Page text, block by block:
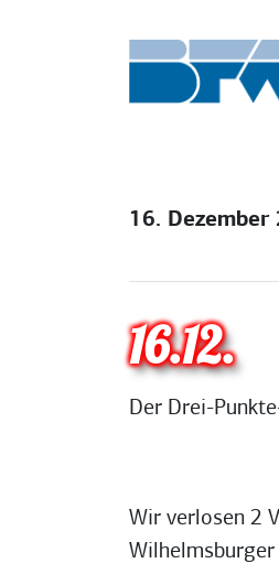
16. Dezember
16.12.
Der Drei-
Wir verlosen 2